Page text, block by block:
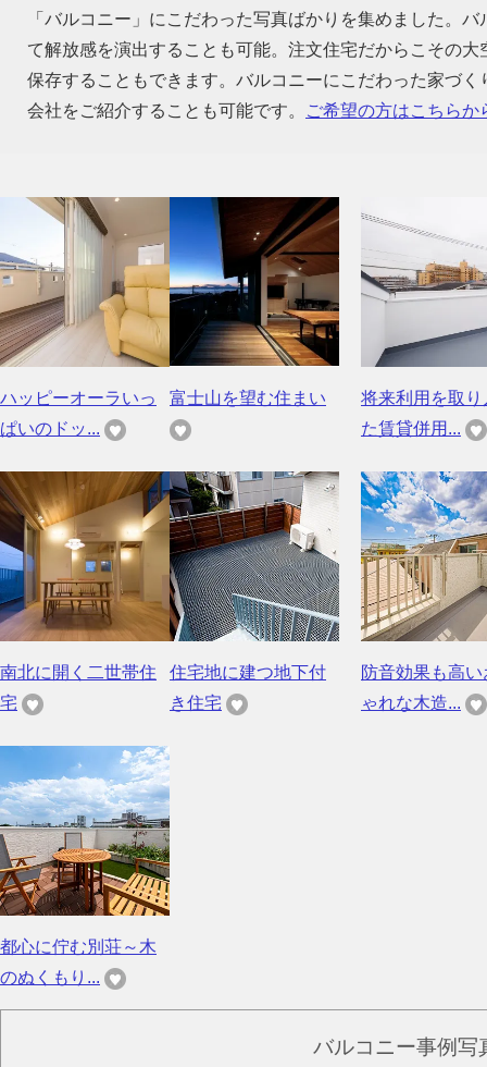
「バルコニー」にこだわった写真ばかりを集めました。
て解放感を演出することも可能。注文住宅だからこその
保存することもできます。バルコニーにこだわった家づ
会社をご紹介することも可能です。
ご希望の方はこちらか
ハッピーオーラいっ
ぱいのドッ...
富士山を望む住まい
将来利用を取り
た賃貸併用...
南北に開く二世帯住
宅
住宅地に建つ地下付
き住宅
防音効果も高い
ゃれな木造...
都心に佇む別荘～木
のぬくもり...
バルコニー事例写